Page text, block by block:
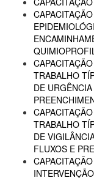
TRABALHO
DE
TRABALHO
DE
FLUXOS E
INTERVENÇÃO